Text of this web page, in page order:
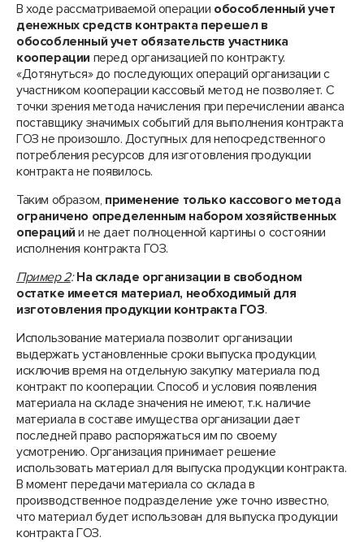
В ходе рассматриваемой операции обособленный учет
денежных средств контракта перешел в
обособленный учет обязательств участника
кооперации перед организацией по контракту.
«Дотянуться» до последующих операций организации с
участником кооперации кассовый метод не позволяет. С
точки зрения метода начисления при перечислении аванса
поставщику значимых событий для выполнения контракта
ГОЗ не произошло. Доступных для непосредственного
потребления ресурсов для изготовления продукции
контракта не появилось.
Таким образом, применение только кассового метода
ограничено определенным набором хозяйственных
операций и не дает полноценной картины о состоянии
исполнения контракта ГОЗ.
Пример 2:На складе организации в свободном
остатке имеется материал, необходимый для
изготовления продукции контракта ГОЗ.
Использование материала позволит организации
выдержать установленные сроки выпуска продукции,
исключив время на отдельную закупку материала под
контракт по кооперации. Способ и условия появления
материала на складе значения не имеют, т.к. наличие
материала в составе имущества организации дает
последней право распоряжаться им по своему
усмотрению. Организация принимает решение
использовать материал для выпуска продукции контракта.
В момент передачи материала со склада в
производственное подразделение уже точно известно,
что материал будет использован для выпуска продукции
контракта ГОЗ.